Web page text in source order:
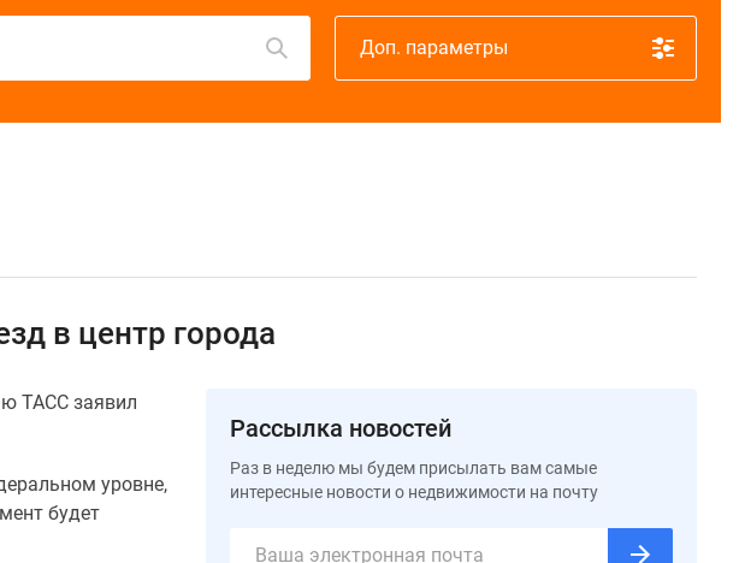
Доп. параметры
в центр города
ТАСС заявил
уровне,
будет
Рассылка новостей
Раз в неделю мы будем присылать вам самые
интересные новости о недвижимости на почту